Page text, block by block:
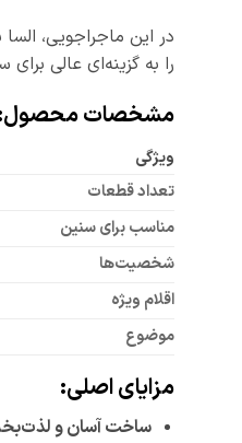
در این ماجراجویی،
را به گزینه‌ای عالی
مشخصات
ویژگی
تعداد قطعات
مناسب برای سنین
شخصیت‌ها
اقلام ویژه
موضوع
مزایای اصلی:
ساخت آسان و